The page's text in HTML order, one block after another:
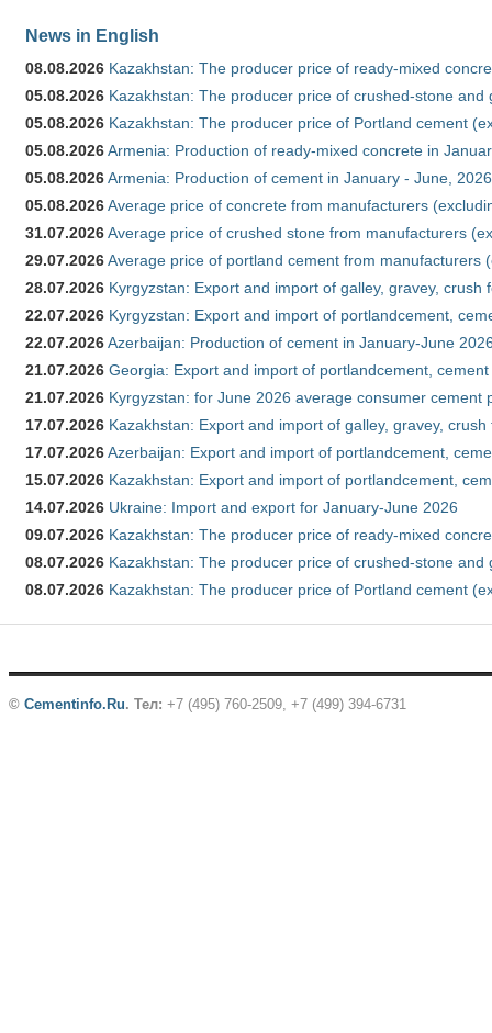
News in English
08.08.2026 Kazakhstan: The producer price of ready-mixed
05.08.2026 Kazakhstan: The producer price of crushed-stone and
05.08.2026 Kazakhstan: The producer price of Portland cement
05.08.2026Armenia: Production of ready-mixed concrete in
05.08.2026Armenia: Production of cement in January - June, 2026
05.08.2026Average price of concrete from manufacturers
31.07.2026Average price of crushed stone from manufacturers
29.07.2026Average price of portland cement from manufacturers
28.07.2026 Kyrgyzstan: Export and import of galley, gravey,
22.07.2026 Kyrgyzstan: Export and import of portlandcement,
22.07.2026Azerbaijan: Production of cement in January-June
21.07.2026 Georgia: Export and import of portlandcement,
21.07.2026 Kyrgyzstan: for June 2026 average consumer cement
17.07.2026 Kazakhstan: Export and import of galley, gravey,
17.07.2026Azerbaijan: Export and import of portlandcement,
15.07.2026 Kazakhstan: Export and import of portlandcement,
14.07.2026 Ukraine: Import and export for January-June 2026
09.07.2026 Kazakhstan: The producer price of ready-mixed
08.07.2026 Kazakhstan: The producer price of crushed-stone and
08.07.2026 Kazakhstan: The producer price of Portland cement
© Cementinfo.Ru. Тел: +7 (495) 760-2509, +7 (499) 394-6731